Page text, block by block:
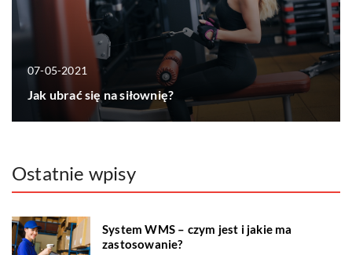
07-05-2021
Jak ubrać się na siłownię?
Ostatnie wpisy
System WMS – czym jest i jakie ma
zastosowanie?